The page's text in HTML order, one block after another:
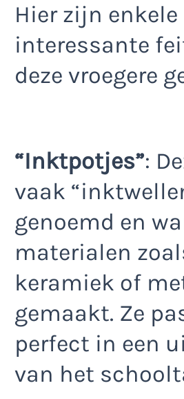
Hier zijn enkele
interessante
deze vroegere
“Inktpotjes”:
vaak
genoemd en
materialen
keramiek of
gemaakt. Ze
perfect in een
van het